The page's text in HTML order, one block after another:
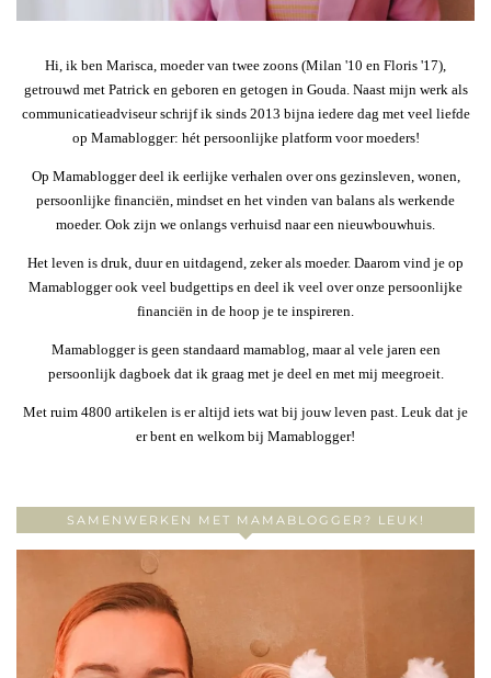
Hi, ik ben Marisca, moeder van twee zoons (Milan '10 en Floris '17),
getrouwd met Patrick en geboren en getogen in Gouda. Naast mijn werk als
communicatieadviseur schrijf ik sinds 2013 bijna iedere dag met veel liefde
op Mamablogger: hét persoonlijke platform voor moeders!
Op Mamablogger deel ik eerlijke verhalen over ons gezinsleven, wonen,
persoonlijke financiën, mindset en het vinden van balans als werkende
moeder. Ook zijn we onlangs verhuisd naar een nieuwbouwhuis.
Het leven is druk, duur en uitdagend, zeker als moeder. Daarom vind je op
Mamablogger ook veel budgettips en deel ik veel over onze persoonlijke
financiën in de hoop je te inspireren.
Mamablogger is geen standaard mamablog, maar al vele jaren een
persoonlijk dagboek dat ik graag met je deel en met mij meegroeit.
Met ruim 4800 artikelen is er altijd iets wat bij jouw leven past. Leuk dat je
er bent en welkom bij Mamablogger!
SAMENWERKEN MET MAMABLOGGER? LEUK!